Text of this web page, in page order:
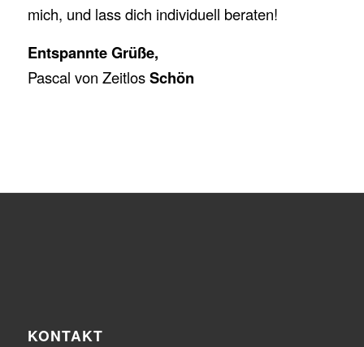
mich, und lass dich individuell beraten!
Entspannte Grüße,
Pascal von ZeitlosSchön
KONTAKT